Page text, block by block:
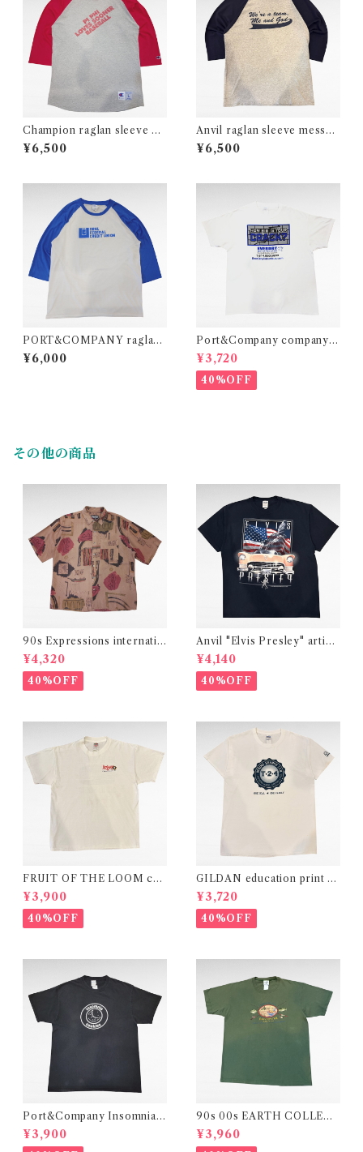
Champion raglan sleeve ba
seball print t-shirt
¥6,500
Anvil raglan sleeve messag
e print t-shirt
¥6,500
PORT&COMPANY raglan
sleeve print t-shirt
¥6,000
Port&Company company p
rint t-shirt
¥3,720
40%OFF
その他の商品
90s Expressions internatio
nal design rayon shirt
¥4,320
40%OFF
Anvil "Elvis Presley" artist
print t-shirt
¥4,140
40%OFF
FRUIT OF THE LOOM cas
ino print t-shirt
¥3,900
40%OFF
GILDAN education print t-
shirt
¥3,720
40%OFF
Port&Company Insomnia
Cookies print t-shirt
¥3,900
90s 00s EARTH COLLECT
ION "FRESHWATER ANGL
ER "embroidery print t-shi
¥3,960